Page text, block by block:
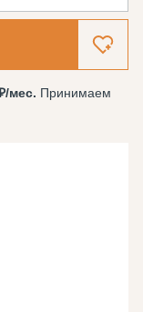
/мес. Принимаем